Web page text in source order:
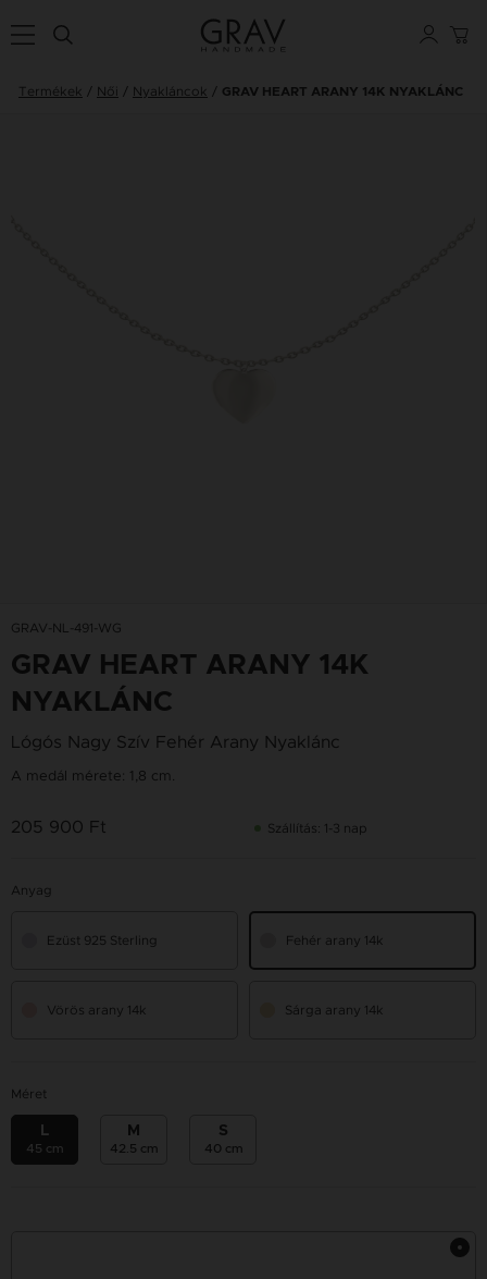
Termékek Női Nyakláncok GRAV HEART ARANY 14K NYAKLÁNC
GRAV-NL-491-WG
GRAV HEART ARANY 14K
NYAKLÁNC
Lógós Nagy Szív Fehér Arany Nyaklánc
A medál mérete: 1,8 cm.
205 900 Ft Szállítás: 1-3 nap
Anyag
Ezüst 925 Sterling Fehér arany 14k
Vörös arany 14k Sárga arany 14k
Méret
L
45 cm
M
42.5 cm
S
40 cm